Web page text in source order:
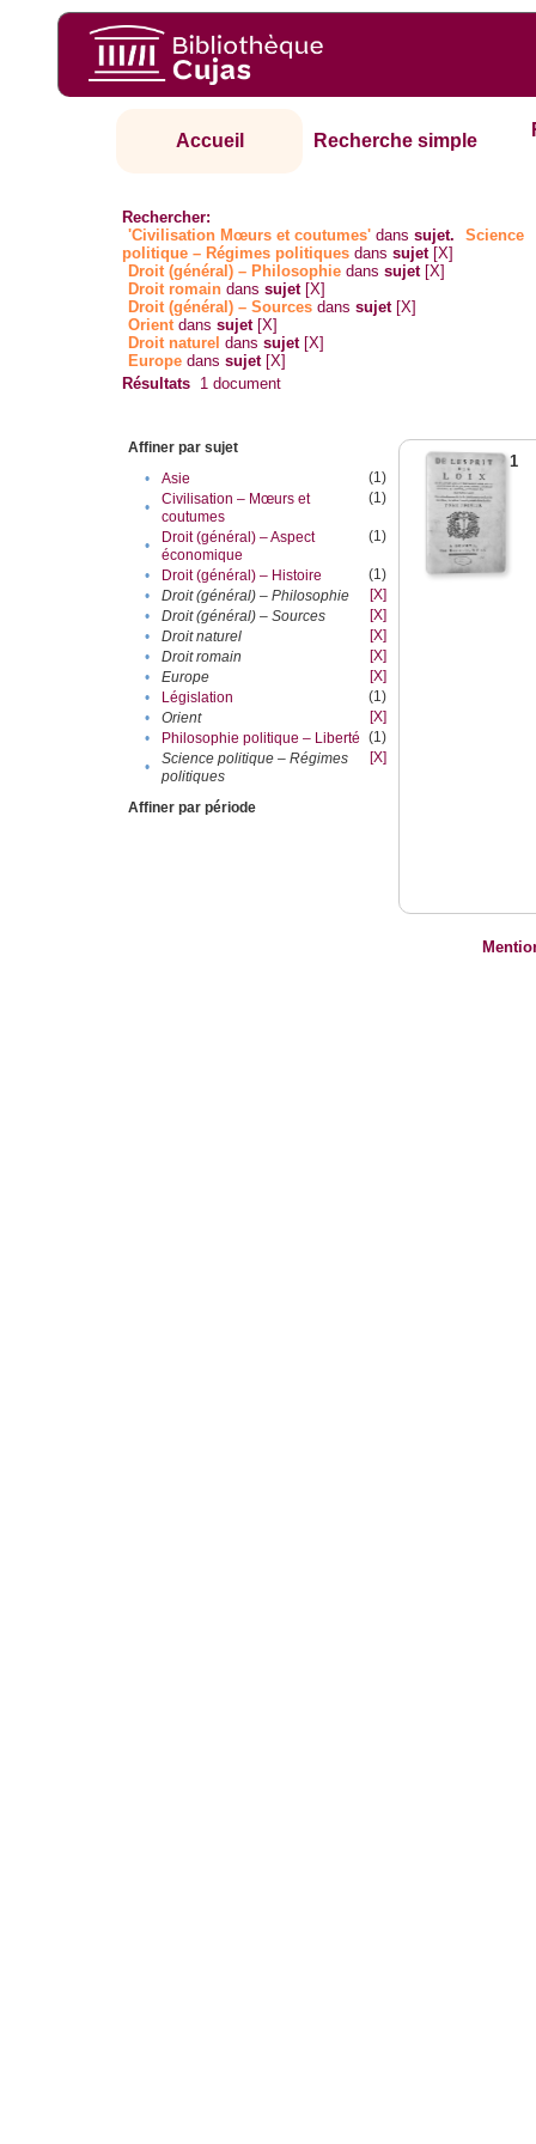
Accueil Recherche simple
Rechercher:
'Civilisation Mœurs et coutumes' danssujet.
Science
politique – Régimes politiques danssujet [X]
Droit (général) – Philosophie danssujet [X]
Droit romain danssujet [X]
Droit (général) – Sources danssujet [X]
Orientdanssujet [X]
Droit naturel danssujet [X]
Europe danssujet [X]
Résultats 1 document
Affiner par sujet
•
Asie
(1)
•
Civilisation – Mœurs et
coutumes
(1)
•
Droit (général) – Aspect
économique
(1)
• Droit (général) – Histoire
(1)
•
Droit (général) – Philosophie
[X]
•
Droit (général) – Sources
[X]
•
Droit naturel
[X]
•
Droit romain
[X]
•
Europe
[X]
•
Législation
(1)
•
Orient
[X]
•
Philosophie politique – Liberté (1)
•
Science politique – Régimes
politiques
[X]
Affiner par période
1